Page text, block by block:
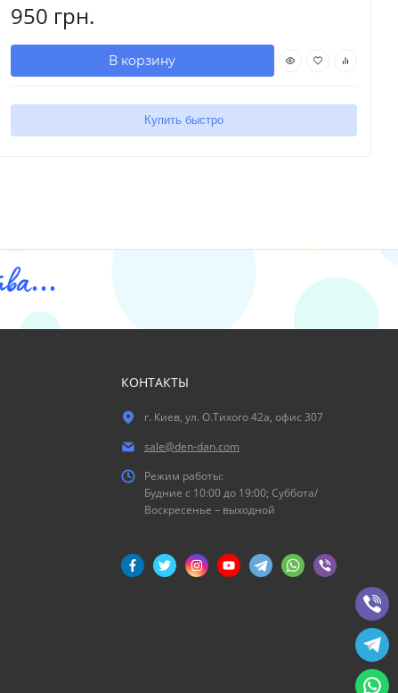
950 грн.
В корзину
Купить быстро
КОНТАКТЫ
г. Киев, ул. О.Тихого 42а, офис 307
sale@den-dan.com
Режим работы:
Будние c 10:00 до 19:00; Суббота/
Воскресенье – выходной